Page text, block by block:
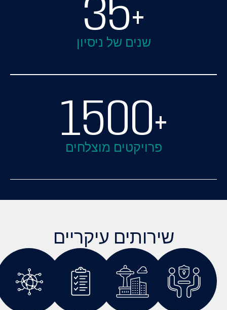
מוצלחים
עיקריים